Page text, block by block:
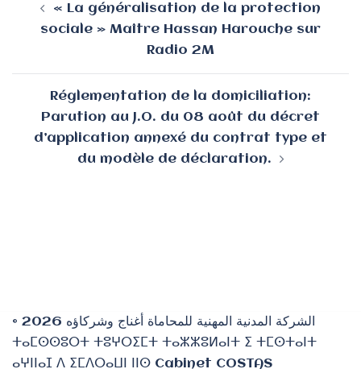
d’article
« La généralisation de la protection
sociale » Maître Hassan Harouche sur
Radio 2M
Réglementation de la domiciliation:
Parution au J.O. du 08 août du décret
d’application annexé du contrat type et
du modèle de déclaration.
© 2026 الشركة المدنية المهنية للمحاماة أغناج وشركاؤه
ⵜⴰⵎⵙⵙⵓⵔⵜ ⵜⵓⵖⵔⵉⵎⵜ ⵜⴰⵣⵣⵓⵍⴰⵏⵜ ⵉ ⵜⵎⵙⵜⴰⵏⵜ
ⴰⵖⵏⵏⴰⵊ ⴷ ⵉⵎⴷⵔⴰⵡⵏ ⵏⵏⵙ Cabinet COSTAS